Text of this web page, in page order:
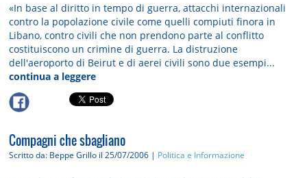
«In base al diritto in tempo di guerra, attacchi internazionali
contro la popolazione civile come quelli compiuti finora in
Libano, contro civili che non prendono parte al conflitto
costituiscono un crimine di guerra. La distruzione
dell'aeroporto di Beirut e di aerei civili sono due esempi...
continua a leggere
Compagni che sbagliano
Scritto da: Beppe Grillo il 25/07/2006 | Politica e Informazione